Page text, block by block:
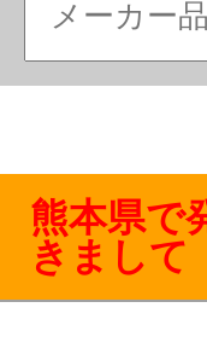
熊本県で
きまして